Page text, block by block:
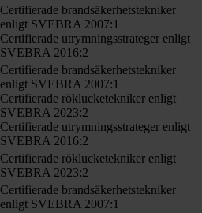
Certifierade brandsäkerhetstekniker
enligt SVEBRA 2007:1
Certifierade utrymningsstrateger enligt
SVEBRA 2016:2
Certifierade brandsäkerhetstekniker
enligt SVEBRA 2007:1
Certifierade röklucketekniker enligt
SVEBRA 2023:2
Certifierade utrymningsstrateger enligt
SVEBRA 2016:2
Certifierade röklucketekniker enligt
SVEBRA 2023:2
Certifierade brandsäkerhetstekniker
enligt SVEBRA 2007:1